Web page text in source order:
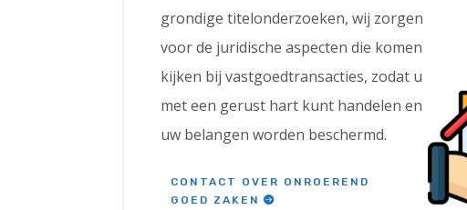
grondige titelonderzoeken, wij zorgen
voor de juridische aspecten die komen
kijken bij vastgoedtransacties, zodat u
met een gerust hart kunt handelen en
uw belangen worden beschermd.
CONTACT OVER ONROEREND
GOED ZAKEN